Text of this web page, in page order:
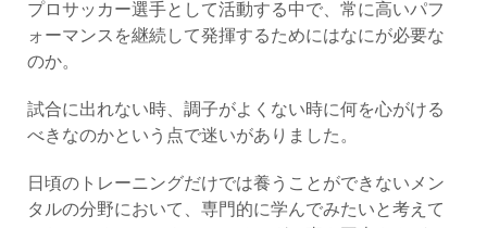
プロサッカー選手として活動する中で、常に高いパフ
ォーマンスを継続して発揮するためにはなにが必要な
のか。
試合に出れない時、調子がよくない時に何を心がける
べきなのかという点で迷いがありました。
日頃のトレーニングだけでは養うことができないメン
タルの分野において、専門的に学んでみたいと考えて